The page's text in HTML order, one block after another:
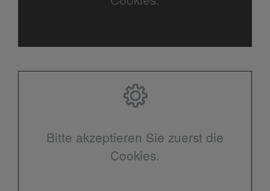
Bitte akzeptieren Sie zuerst die
Cookies.